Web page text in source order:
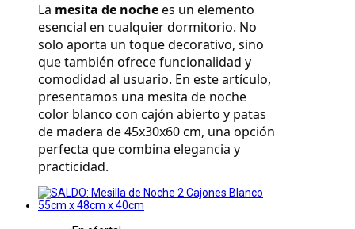
La mesita de noche es un elemento
esencial en cualquier dormitorio. No
solo aporta un toque decorativo, sino
que también ofrece funcionalidad y
comodidad al usuario. En este artículo,
presentamos una mesita de noche
color blanco con cajón abierto y patas
de madera de 45x30x60 cm, una opción
perfecta que combina elegancia y
practicidad.